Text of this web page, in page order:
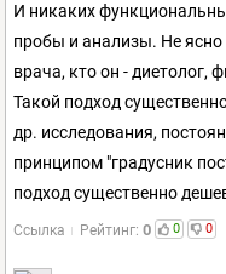
И никаких
пробы и анализы. Не ясно
врача, кто он - диетолог,
Такой подход
др. исследования,
принципом "градусник
подход существенно
Ссылка Рейтинг: 0 0 0